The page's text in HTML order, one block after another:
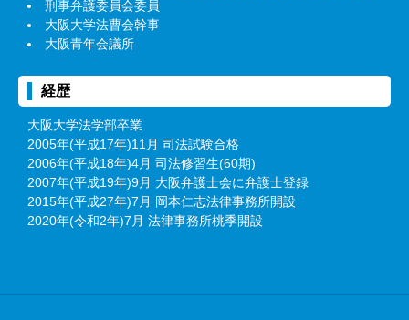
刑事弁護委員会委員
大阪大学法曹会幹事
大阪青年会議所
経歴
大阪大学法学部卒業
2005年(平成17年)11月 司法試験合格
2006年(平成18年)4月 司法修習生(60期)
2007年(平成19年)9月 大阪弁護士会に弁護士登録
2015年(平成27年)7月 岡本仁志法律事務所開設
2020年(令和2年)7月 法律事務所桃季開設